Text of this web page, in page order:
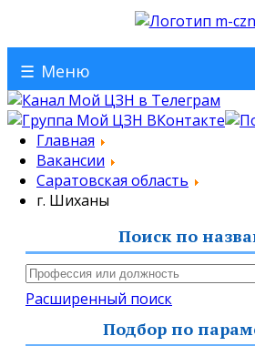
☰ Меню
Главная
Вакансии
Саратовская область
г. Шиханы
Поиск по
Расширенный поиск
Подбор по